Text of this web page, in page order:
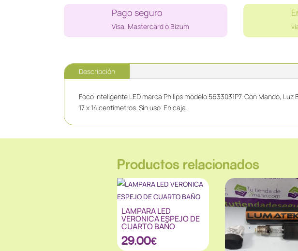
Pago seguro
Visa, Mastercard o Bizum
Descripción
Foco inteligente LED marca Philips modelo 5633031P7. Con Mando,
17 x 14 centímetros. Sin uso. En caja.
Productos relacionados
LAMPARA LED
VERONICA ESPEJO DE
CUARTO BAÑO
29.00€